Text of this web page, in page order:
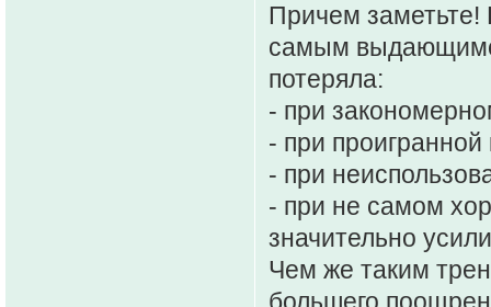
Причем заметьте!
самым
потеряла:
- при
- при проигранной
- при
- при не самом
значительно
Чем же таким